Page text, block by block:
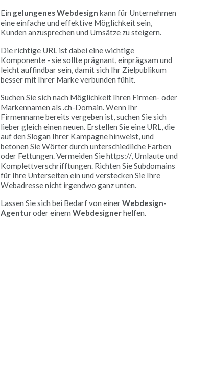
Ein gelungenes Webdesign kann für Unternehmen
eineeinfacheund effektive Möglichkeitsein,
Kunden anzusprechen und Umsätze zu steigern.
Dierichtige URL istdabei einewichtige
Komponente - siesollteprägnant,einprägsam und
leichtauffindbarsein,damitsich Ihr Zielpublikum
bessermit Ihrer Markeverbunden fühlt.
Suchen Siesich nach Möglichkeit Ihren Firmen- oder
Markennamen als .ch-Domain.Wenn Ihr
Firmennamebereits vergeben ist,suchen Siesich
liebergleich einen neuen. Erstellen Sieeine URL,die
aufden Slogan Ihrer Kampagnehinweist,und
betonen SieWörterdurch unterschiedliche Farben
oder Fettungen.Vermeiden Siehttps://, Umlauteund
Komplettverschrifftungen. Richten SieSubdomains
für Ihre Unterseiten ein und verstecken Sie Ihre
Webadressenicht irgendwo ganzunten.
Lassen Siesich bei Bedarfvon einerWebdesign-
Agenturodereinem Webdesignerhelfen.